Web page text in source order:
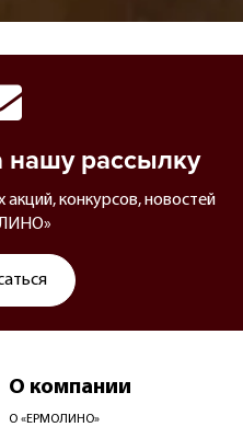
нашу рассылку
акций, конкурсов, новостей
О компании
О «ЕРМОЛИНО»